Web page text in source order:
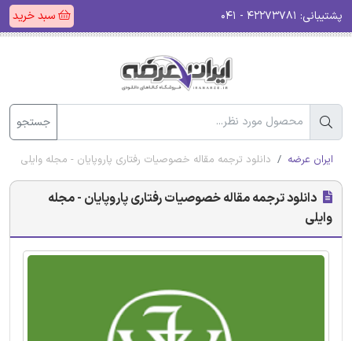
پشتیبانی: سبد خرید
جستجو
ایران عرضه دانلود ترجمه مقاله خصوصیات رفتاری پاروپایان - مجله وایلی
دانلود ترجمه مقاله خصوصیات رفتاری پاروپایان - مجله
وایلی